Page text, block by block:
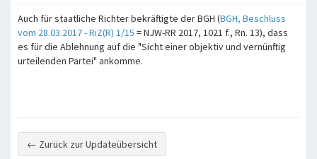
Auch für staatliche Richter bekräftigte der BGH (BGH, Beschluss
vom 28.03.2017 - RiZ(R) 1/15 = NJW-RR 2017, 1021 f., Rn. 13), dass
es für die Ablehnung auf die "Sicht einer objektiv und vernünftig
urteilenden Partei" ankomme.
← Zurück zur Updateübersicht